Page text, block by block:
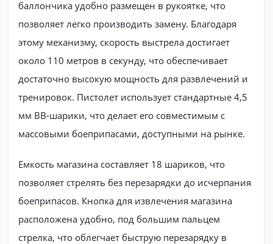
баллончика удобно размещен в рукоятке, что
позволяет легко производить замену. Благодаря
этому механизму, скорость выстрела достигает
около 110 метров в секунду, что обеспечивает
достаточно высокую мощность для развлечений и
тренировок. Пистолет использует стандартные 4,5
мм ВВ-шарики, что делает его совместимым с
массовыми боеприпасами, доступными на рынке.
Емкость магазина составляет 18 шариков, что
позволяет стрелять без перезарядки до исчерпания
боеприпасов. Кнопка для извлечения магазина
расположена удобно, под большим пальцем
стрелка, что облегчает быструю перезарядку в